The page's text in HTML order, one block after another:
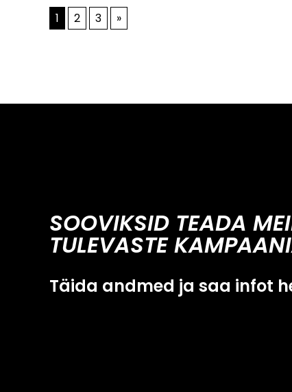
1 2 3 »
SOOVIKSID TEADA
TULEVASTE
Täida andmed ja saa infot